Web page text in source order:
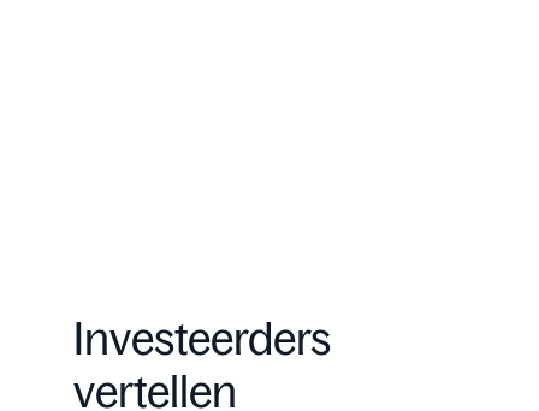
Investeerders
vertellen